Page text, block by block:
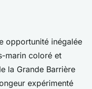
une
en
opportunité inégalée
marin coloré et
la Grande Barrière
expérimenté